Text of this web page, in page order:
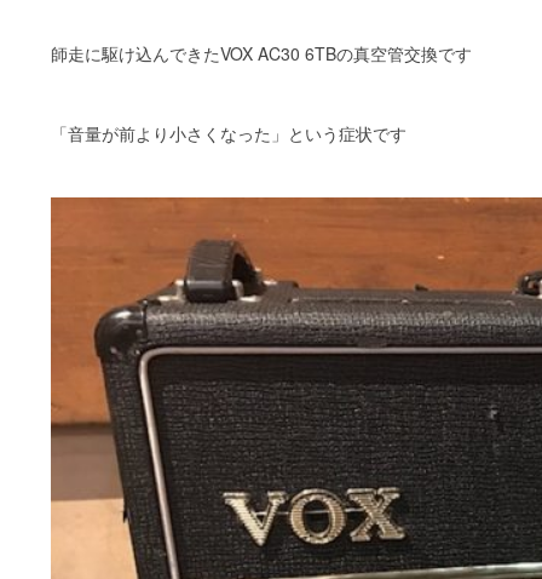
師走に駆け込んできたVOX AC30 6TBの真空管交換です
「音量が前より小さくなった」という症状です